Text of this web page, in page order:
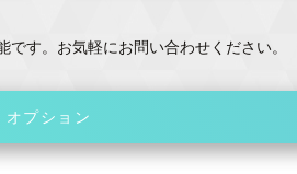
す。お気軽にお問い合わせください。
オプション